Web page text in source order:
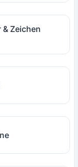
Zeichen